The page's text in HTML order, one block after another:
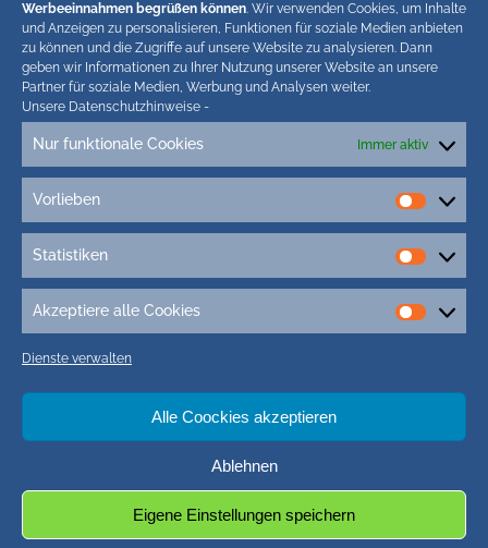
Werbeeinnahmen begrüßen können. Wir verwenden Cookies, um Inhalte
und Anzeigen zu personalisieren, Funktionen für soziale Medien anbieten
zu können und die Zugriffe auf unsere Website zu analysieren. Dann
geben wir Informationen zu Ihrer Nutzung unserer Website an unsere
Partner für soziale Medien, Werbung und Analysen weiter.
Unsere Datenschutzhinweise -
Nur funktionale Cookies Immer aktiv
Vorlieben
Statistiken
Akzeptiere alle Cookies
Dienste verwalten
Alle Coockies akzeptieren
Ablehnen
Eigene Einstellungen speichern
Tags
3D-Druck
5G Friedrichstadt 5G Nordfriesland 5G St. Peter-Ording
Adipositas-Kurs husum
Adler-Express Afrikanische Schweinepest (ASP)
Ahmadiyya-Gemeinde Ahrenviölfeld aktion eltern nordfriesland
alkohol und gesundheit Altgeräte Recycling
Amsinck-Haus